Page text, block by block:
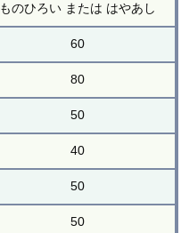
ものひろい または はやあし
60
80
50
40
50
50